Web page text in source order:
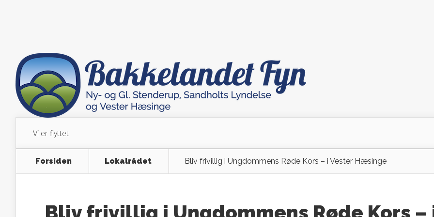
Vi er flyttet
Forsiden Lokalrådet Bliv frivillig i Ungdommens Røde Kors – i Vester Hæsinge
Bliv frivillig i Ungdommens Røde Kors –